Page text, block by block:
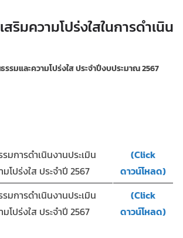
ริมความโปร่งใสในการดำเนิน
รมและความโปร่งใส ประจำปีงบประมาณ 2567
มการดำเนินงานประเมิน
โปร่งใส ประจำปี 2567
(Click
ดาวน์โหลด)
มการดำเนินงานประเมิน
โปร่งใส ประจำปี 2567
(Click
ดาวน์โหลด)